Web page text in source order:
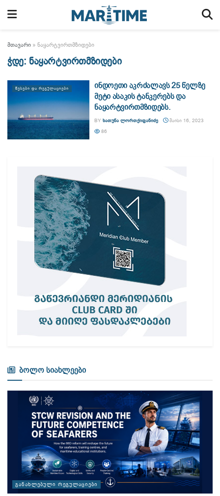
მთავარი » ნაყარტვირთმზიდები
ჭდე: ნაყარტვირთმზიდები
ᲬᲔᲡᲔᲑᲘ ᲓᲐ ᲠᲔᲒᲣᲚᲐᲪᲘᲔᲑᲘ
ინდოეთი აკრძალავს 25 წელზე
მეტი ასაკის ტანკერებს და
ნაყარტვირთმზიდებს.
BY ᲮᲐᲗᲣᲜᲐ ᲚᲝᲠᲗᲥᲘᲤᲐᲜᲘᲫᲔ
ᲛᲐᲘᲡᲘ 16, 2023
86
ბოლო სიახლეები
ᲒᲐᲜᲐᲮᲚᲔᲑᲣᲚᲘ ᲠᲔᲒᲣᲚᲐᲪᲘᲔᲑᲘ